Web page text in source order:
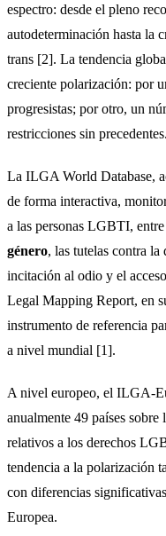
espectro: desde el pleno
autodeterminación hasta la
trans [2]. La tendencia
creciente polarización: por
progresistas; por otro, un
restricciones sin precedentes.
La ILGA World Database,
de forma interactiva,
a las personas LGBTI, entre
género, las tutelas contra
incitación al odio y el
Legal Mapping Report, en
instrumento de referencia
a nivel mundial [1].
A nivel europeo, el ILGA-
anualmente 49 países sobre
relativos a los derechos
tendencia a la polarización
con diferencias
Europea.